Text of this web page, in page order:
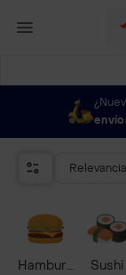
Relevancia
HamburguesaSushi